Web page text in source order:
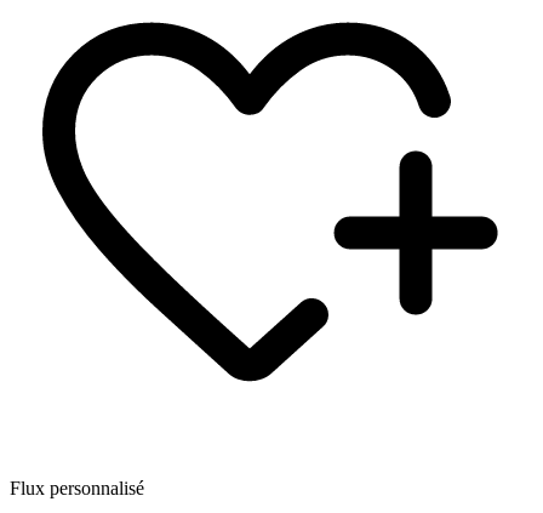
Flux personnalisé